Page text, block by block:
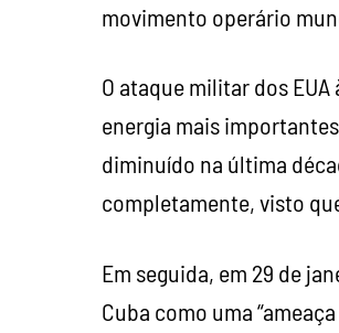
movimento operário
O ataque militar dos
energia mais
diminuído na última
completamente, visto
Em seguida, em 29 de
Cuba como uma